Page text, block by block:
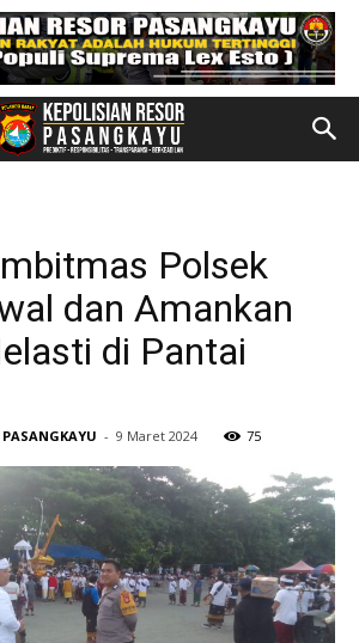
Polsek
dan Amankan
di Pantai
- 9 Maret 2024 75